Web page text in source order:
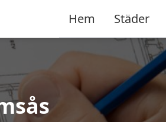
Hem Städer